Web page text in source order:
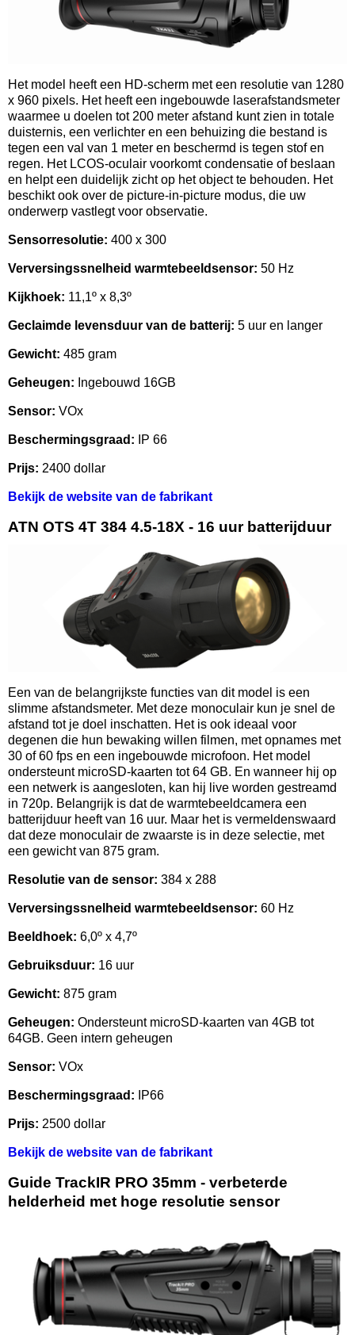
Het model heeft een HD-scherm met een resolutie van 1280
x 960 pixels. Het heeft een ingebouwde laserafstandsmeter
waarmee u doelen tot 200 meter afstand kunt zien in totale
duisternis, een verlichter en een behuizing die bestand is
tegen een val van 1 meter en beschermd is tegen stof en
regen. Het LCOS-oculair voorkomt condensatie of beslaan
en helpt een duidelijk zicht op het object te behouden. Het
beschikt ook over de picture-in-picture modus, die uw
onderwerp vastlegt voor observatie.
Sensorresolutie: 400 x 300
Verversingssnelheid warmtebeeldsensor: 50 Hz
Kijkhoek: 11,1º x 8,3º
Geclaimde levensduur van de batterij: 5 uur en langer
Gewicht: 485 gram
Geheugen: Ingebouwd 16GB
Sensor: VOx
Beschermingsgraad: IP 66
Prijs: 2400 dollar
Bekijk de website van de fabrikant
ATN OTS 4T 384 4.5-18X - 16 uur batterijduur
Een van de belangrijkste functies van dit model is een
slimme afstandsmeter. Met deze monoculair kun je snel de
afstand tot je doel inschatten. Het is ook ideaal voor
degenen die hun bewaking willen filmen, met opnames met
30 of 60 fps en een ingebouwde microfoon. Het model
ondersteunt microSD-kaarten tot 64 GB. En wanneer hij op
een netwerk is aangesloten, kan hij live worden gestreamd
in 720p. Belangrijk is dat de warmtebeeldcamera een
batterijduur heeft van 16 uur. Maar het is vermeldenswaard
dat deze monoculair de zwaarste is in deze selectie, met
een gewicht van 875 gram.
Resolutie van de sensor: 384 x 288
Verversingssnelheid warmtebeeldsensor: 60 Hz
Beeldhoek: 6,0º x 4,7º
Gebruiksduur: 16 uur
Gewicht: 875 gram
Geheugen: Ondersteunt microSD-kaarten van 4GB tot
64GB. Geen intern geheugen
Sensor: VOx
Beschermingsgraad: IP66
Prijs: 2500 dollar
Bekijk de website van de fabrikant
Guide TrackIR PRO 35mm - verbeterde
helderheid met hoge resolutie sensor